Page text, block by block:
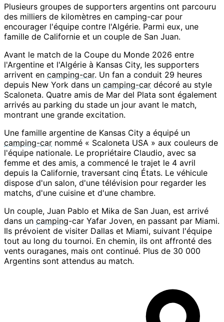
Plusieurs groupes de supporters argentins ont parcouru
des milliers de kilomètres en camping-car pour
encourager l'équipe contre l'Algérie. Parmi eux, une
famille de Californie et un couple de San Juan.
Avant le match de la Coupe du Monde 2026 entre
l'Argentine et l'Algérie à Kansas City, les supporters
arrivent en camping-car. Un fan a conduit 29 heures
depuis New York dans un camping-car décoré au style
Scaloneta. Quatre amis de Mar del Plata sont également
arrivés au parking du stade un jour avant le match,
montrant une grande excitation.
Une famille argentine de Kansas City a équipé un
camping-car nommé « Scaloneta USA » aux couleurs de
l'équipe nationale. Le propriétaire Claudio, avec sa
femme et des amis, a commencé le trajet le 4 avril
depuis la Californie, traversant cinq États. Le véhicule
dispose d'un salon, d'une télévision pour regarder les
matchs, d'une cuisine et d'une chambre.
Un couple, Juan Pablo et Mika de San Juan, est arrivé
dans un camping-car Yafar Joven, en passant par Miami.
Ils prévoient de visiter Dallas et Miami, suivant l'équipe
tout au long du tournoi. En chemin, ils ont affronté des
vents ouraganes, mais ont continué. Plus de 30 000
Argentins sont attendus au match.